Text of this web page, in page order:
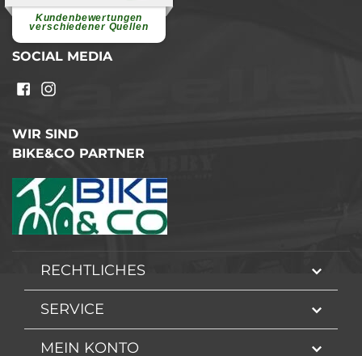
Kundenbewertungen
verschiedener Quellen
weiterlesen
SOCIAL MEDIA
WIR SIND
BIKE&CO PARTNER
RECHTLICHES
SERVICE
MEIN KONTO